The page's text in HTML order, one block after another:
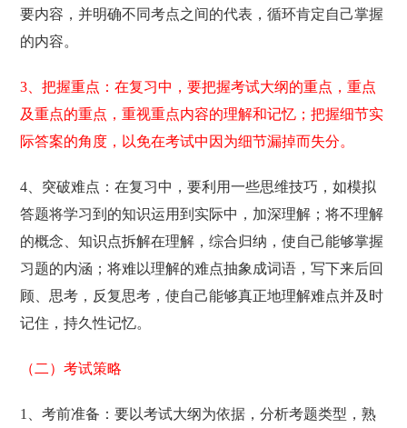
要内容，并明确不同考点之间的代表，循环肯定自己掌握
的内容。
3、把握重点：在复习中，要把握考试大纲的重点，重点
及重点的重点，重视重点内容的理解和记忆；把握细节实
际答案的角度，以免在考试中因为细节漏掉而失分。
4、突破难点：在复习中，要利用一些思维技巧，如模拟
答题将学习到的知识运用到实际中，加深理解；将不理解
的概念、知识点拆解在理解，综合归纳，使自己能够掌握
习题的内涵；将难以理解的难点抽象成词语，写下来后回
顾、思考，反复思考，使自己能够真正地理解难点并及时
记住，持久性记忆。
（二）考试策略
1、考前准备：要以考试大纲为依据，分析考题类型，熟